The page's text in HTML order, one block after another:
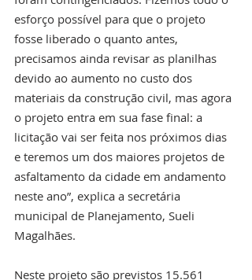
esforço possível para que o projeto
fosse liberado o quanto antes,
precisamos ainda revisar as planilhas
devido ao aumento no custo dos
materiais da construção civil, mas agora
o projeto entra em sua fase final: a
licitação vai ser feita nos próximos dias
e teremos um dos maiores projetos de
asfaltamento da cidade em andamento
neste ano”, explica a secretária
municipal de Planejamento, Sueli
Magalhães.
Neste projeto são previstos 15.561